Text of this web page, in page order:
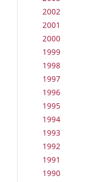
2002
2001
2000
1999
1998
1997
1996
1995
1994
1993
1992
1991
1990